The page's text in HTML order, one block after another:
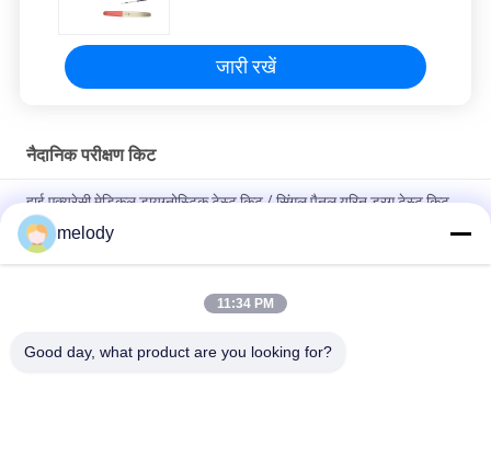
जारी रखें
नैदानिक ​​परीक्षण किट
हाई एक्यूरेसी मेडिकल डायग्नोस्टिक टेस्ट किट / सिंगल पैनल यूरिन ड्रग टेस्ट किट
ल्यूकोसाइट्स / नाइट्राइट्स का पता लगाने के लिए मेडिकल यूरिनरी ट्रैक्ट इन्फेक्शन
टेस्ट स्ट्रिप्स
एचसीजी मूत्र रैपिड डायग्नोस्टिक टेस्ट किट प्रेगनेंसी ओटीसी मार्केटिंग के लिए आसान
melody
11:34 PM
Good day, what product are you looking for?